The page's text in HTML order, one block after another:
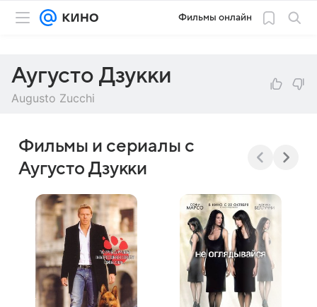
Фильмы онлайн
Аугусто Дзукки
Augusto Zucchi
Фильмы и сериалы с
Аугусто Дзукки